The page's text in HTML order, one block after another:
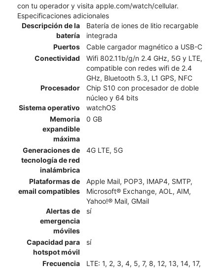
con tu operador y visita apple.com/watch/cellular.
Especificaciones adicionales
Descripción de la
batería
Batería de iones de litio recargable
integrada
Puertos
Cable cargador magnético a USB-C
Conectividad
Wifi 802.11b/g/n 2.4 GHz, 5G y LTE,
compatible con redes wifi de 2.4
GHz, Bluetooth 5.3, L1 GPS, NFC
Procesador
Chip S10 con procesador de doble
núcleo y 64 bits
Sistema operativo
watchOS
Memoria
expandible
máxima
0 GB
Generaciones de
tecnología de red
inalámbrica
4G LTE, 5G
Plataformas de
email compatibles
Apple Mail, POP3, IMAP4, SMTP,
Microsoft® Exchange, AOL, AIM,
Yahoo!® Mail, GMail
Alertas de
emergencia
móviles
sí
Capacidad para
hotspot móvil
sí
Frecuencia
LTE: 1, 2, 3, 4, 5, 7, 8, 12, 13, 14, 17,